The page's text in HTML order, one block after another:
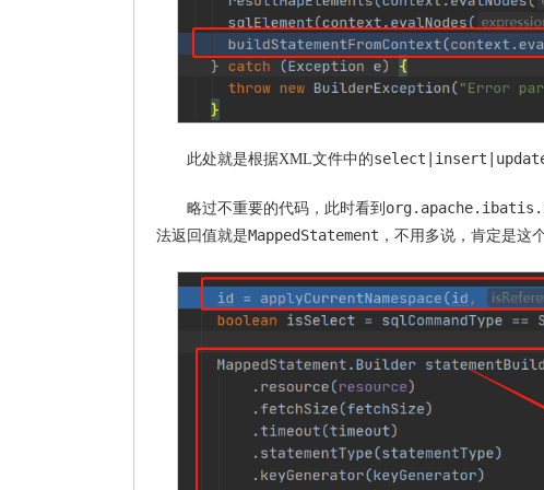
此处就是根据XML文件中的
略过不重要的代码，此时看到
法返回值就是MappedStatement ，不用多说，肯定是这